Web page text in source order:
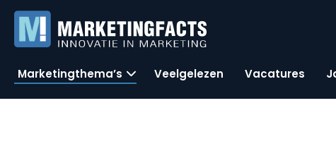
Marketingthema’s Veelgelezen Vacatures